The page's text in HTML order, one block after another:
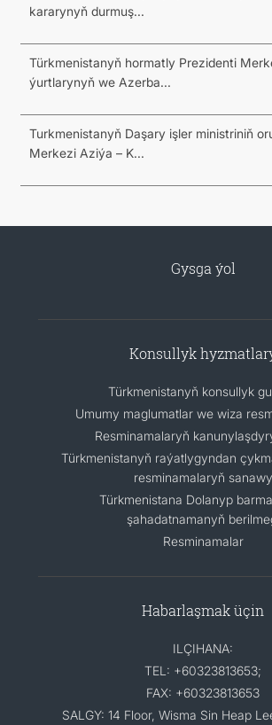
kararynyň durmuş...
Türkmenistanyň hormatly Prezidenti
ýurtlarynyň we Azerba...
Turkmenistanyň Daşary işler ministriniň
Merkezi Aziýa – K...
Gysga ýol
Konsullyk
Türkmenistanyň konsullyk
Umumy maglumatlar we wiza
Resminamalaryň
Türkmenistanyň raýatlygyndan
resminamalaryň sanawy
Türkmenistana Dolanyp
şahadatnamanyň
Resminamalar
Habarlaşmak üçin
ILÇIHANA:
TEL: +60323813653;
FAX: +60323813653
SALGY: 14 Floor, Wisma Sin Heap